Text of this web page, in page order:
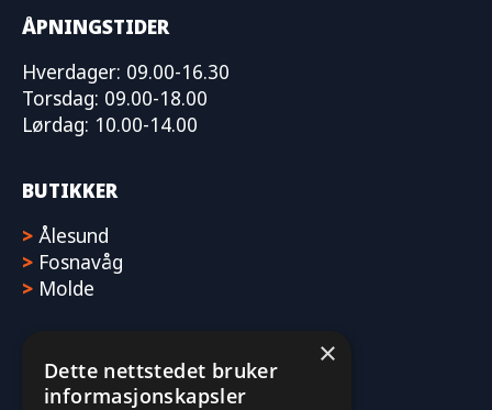
ÅPNINGSTIDER
Hverdager: 09.00-16.30
Torsdag: 09.00-18.00
Lørdag: 10.00-14.00
BUTIKKER
> Ålesund
> Fosnavåg
> Molde
×
Dette nettstedet bruker
informasjonskapsler